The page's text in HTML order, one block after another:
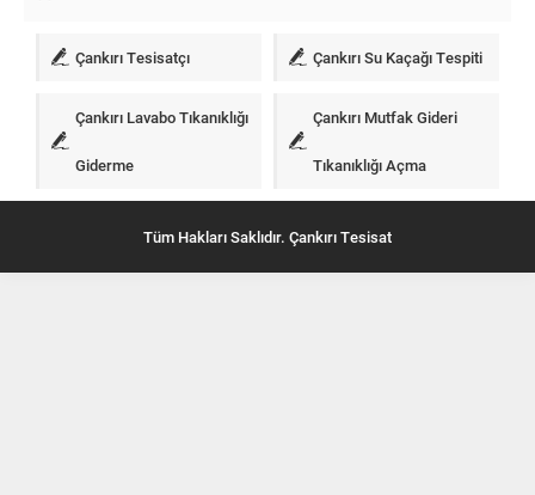
Çankırı Tesisatçı Çankırı Su Kaçağı Tespiti
Çankırı Lavabo Tıkanıklığı
Giderme
Çankırı Mutfak Gideri
Tıkanıklığı Açma
Tüm Hakları Saklıdır. Çankırı Tesisat